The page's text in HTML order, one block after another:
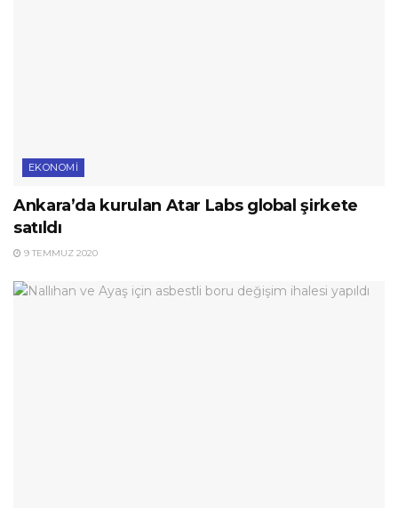
EKONOMI
Ankara’da kurulan Atar Labs global şirkete
satıldı
9 TEMMUZ 2020